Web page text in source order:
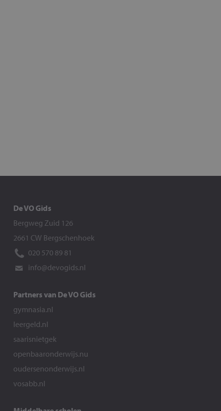
De VO Gids
Bergweg Zuid 126
2661 CW Bergschenhoek
020 570 89 81
info@devogids.nl
Partners van De VO Gids
gymnasia.nl
leergeld.nl
saarisnietgek
openbaaronderwijs.nu
oudersenonderwijs.nl
vosabb.nl